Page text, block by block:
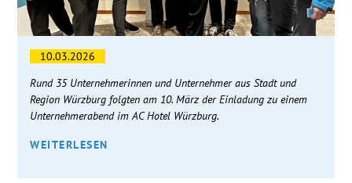
10.03.2026
Rund 35 Unternehmerinnen und Unternehmer aus Stadt und
Region Würzburg folgten am 10. März der Einladung zu einem
Unternehmerabend im AC Hotel Würzburg.
WEITERLESEN